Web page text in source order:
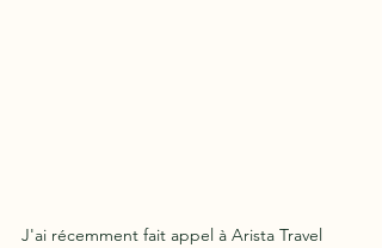
J'ai récemment fait appel à Arista Travel